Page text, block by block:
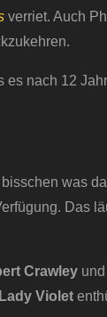
verriet. Auch
es nach 12
was
Das
Crawley
Lady Violet